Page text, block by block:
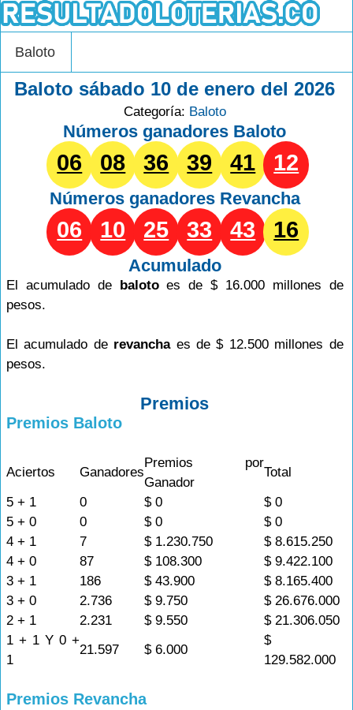
Baloto
Baloto sábado 10 de enero del 2026
Categoría: Baloto
Números ganadores Baloto
06 08 36 39 41 12
Números ganadores Revancha
06 10 25 33 43 16
Acumulado
El acumulado de balotoes de $ 16.000 millones de
pesos.
El acumulado de revanchaes de $ 12.500 millones de
pesos.
Premios
Premios Baloto
Aciertos Ganadores
Premios por
Ganador
Total
5 + 1
0 $ 0
$ 0
5 + 0
0 $ 0
$ 0
4 + 1
7 $ 1.230.750
$ 8.615.250
4 + 0
87 $ 108.300
$ 9.422.100
3 + 1
186 $ 43.900
$ 8.165.400
3 + 0
2.736 $ 9.750
$ 26.676.000
2 + 1
2.231 $ 9.550
$ 21.306.050
1 + 1 Y 0 +
1
21.597 $ 6.000
$
129.582.000
Premios Revancha